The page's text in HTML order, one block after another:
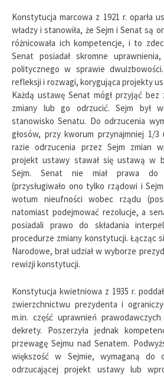
Konstytucja marcowa z 1921 r. oparła
władzy i stanowiła, że Sejm i Senat są
różnicowała ich kompetencje, i to
Senat posiadał skromne
politycznego w sprawie
refleksji i rozwagi, korygująca projekty
Każdą ustawę Senat mógł przyjąć
zmiany lub go odrzucić. Sejm był
stanowisko Senatu. Do odrzucenia
głosów, przy kworum przynajmniej 1/
razie odrzucenia przez Sejm zmian
projekt ustawy stawał się ustawą w
Sejm. Senat nie miał prawa do
(przysługiwało ono tylko rządowi i
wotum nieufności wobec rządu
natomiast podejmować rezolucje, a
posiadali prawo do składania
procedurze zmiany konstytucji. Łącząc
Narodowe, brał udział w wyborze
rewizji konstytucji.
Konstytucja kwietniowa z 1935 r.
zwierzchnictwu prezydenta i
m.in. część uprawnień
dekrety. Poszerzyła jednak
przewagę Sejmu nad Senatem.
większość w Sejmie, wymaganą do
odrzucającej projekt ustawy lub